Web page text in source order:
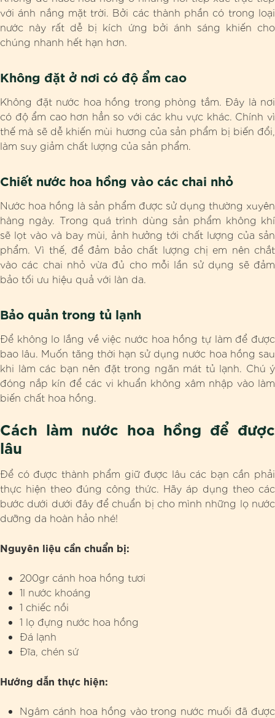
với ánh nắng mặt trời. Bởi các thành phần có trong loại
nước này rất dễ bị kích ứng bởi ánh sáng khiến cho
chúng nhanh hết hạn hơn.
Không đặt ở nơi có độ ẩm cao
Không đặt nước hoa hồng trong phòng tắm. Đây là nơi
có độ ẩm cao hơn hẳn so với các khu vực khác. Chính vì
thế mà sẽ dễ khiến mùi hương của sản phẩm bị biến đổi,
làm suy giảm chất lượng của sản phẩm.
Chiết nước hoa hồng vào các chai nhỏ
Nước hoa hồng là sản phẩm được sử dụng thường xuyên
hàng ngày. Trong quá trình dùng sản phẩm không khí
sẽ lọt vào và bay mùi, ảnh hưởng tới chất lượng của sản
phẩm. Vì thế, để đảm bảo chất lượng chị em nên chắt
vào các chai nhỏ vừa đủ cho mỗi lần sử dụng sẽ đảm
bảo tối ưu hiệu quả với làn da.
Bảo quản trong tủ lạnh
Để không lo lắng về việc nước hoa hồng tự làm để được
bao lâu. Muốn tăng thời hạn sử dụng nước hoa hồng sau
khi làm các bạn nên đặt trong ngăn mát tủ lạnh. Chú ý
đóng nắp kín để các vi khuẩn không xâm nhập vào làm
biến chất hoa hồng.
Cách làm nước hoa hồng để được
lâu
Để có được thành phẩm giữ được lâu các bạn cần phải
thực hiện theo đúng công thức. Hãy áp dụng theo các
bước dưới dưới đây để chuẩn bị cho mình những lọ nước
dưỡng da hoàn hảo nhé!
Nguyên liệu cần chuẩn bị:
200gr cánh hoa hồng tươi
1l nước khoáng
1 chiếc nồi
1 lọ đựng nước hoa hồng
Đá lạnh
Đĩa, chén sứ
Hướng dẫn thực hiện:
Ngâm cánh hoa hồng vào trong nước muối đã được